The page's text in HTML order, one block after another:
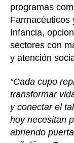
programas
Farmacéuticos
Infancia,
sectores con
y atención
“Cada cupo
transformar
y conectar el
hoy necesitan
abriendo